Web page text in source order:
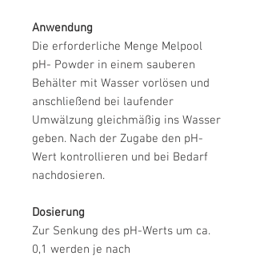
Anwendung
Die erforderliche Menge Melpool
pH- Powder in einem sauberen
Behälter mit Wasser vorlösen und
anschließend bei laufender
Umwälzung gleichmäßig ins Wasser
geben. Nach der Zugabe den pH-
Wert kontrollieren und bei Bedarf
nachdosieren.
Dosierung
Zur Senkung des pH-Werts um ca.
0,1 werden je nach